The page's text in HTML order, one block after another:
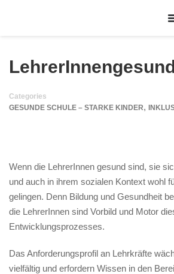
Categories
GESUNDE SCHULE – STARKE KINDER,
Wenn die LehrerInnen gesund sind, sie
und auch in ihrem sozialen Kontext wohl
gelingen. Denn Bildung und Gesundheit
die LehrerInnen sind Vorbild und Motor
Entwicklungsprozesses.
Das Anforderungsprofil an Lehrkräfte
vielfältig und erfordern Wissen in den